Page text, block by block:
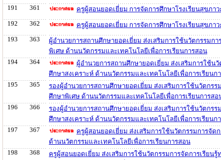
191 361
ครูผู้สอนยอดเยี่ยม การจัดการศึกษาโรงเรียนสุขภ
192
362
ครูผู้สอนยอดเยี่ยม การจัดการศึกษาโรงเรียนสุขภ
193
363
ผู้อำนวยการสถานศึกษายอดเยี่ยม ส่งเสริมการใช้นวัตกรรมก
พิเศษ ด้านนวัตกรรมและเทคโนโลยีเพื่อการเรียนการสอน
194
364
ผู้อำนวยการสถานศึกษายอดเยี่ยม ส่งเสริมการใช้น
ศึกษาสงเคราะห์ ด้านนวัตกรรมและเทคโนโลยีเพื่อการเรียนก
195
365
รองผู้อำนวยการสถานศึกษายอดเยี่ยม ส่งเสริมการใช้นวัตกรร
ศึกษาพิเศษ ด้านนวัตกรรมและเทคโนโลยีเพื่อการเรียนการสอ
196
366
รองผู้อำนวยการสถานศึกษายอดเยี่ยม ส่งเสริมการใช้นวัตกรร
ศึกษาสงเคราะห์ ด้านนวัตกรรมและเทคโนโลยีเพื่อการเรียนก
197
367
ครูผู้สอนยอดเยี่ยม ส่งเสริมการใช้นวัตกรรมการจัด
ด้านนวัตกรรมและเทคโนโลยีเพื่อการเรียนการสอน
198
368
ครูผู้สอนยอดเยี่ยม ส่งเสริมการใช้นวัตกรรมการจัดการเรียน